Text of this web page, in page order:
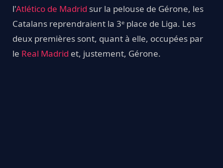
l'Atlético de Madrid sur la pelouse de Gérone, les
Catalans reprendraient la 3ᵉ place de Liga. Les
deux premières sont, quant à elle, occupées par
le Real Madrid et, justement, Gérone.